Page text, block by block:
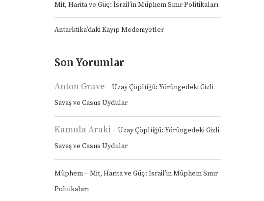
Mit, Harita ve Güç: İsrail’in Müphem Sınır Politikaları
Antarktika’daki Kayıp Medeniyetler
Son Yorumlar
Anton Grave - Uzay Çöplüğü: Yörüngedeki Gizli
Savaş ve Casus Uydular
Kamula Araki - Uzay Çöplüğü: Yörüngedeki Gizli
Savaş ve Casus Uydular
Müphem - Mit, Harita ve Güç: İsrail’in Müphem Sınır
Politikaları